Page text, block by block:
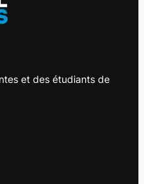
et des étudiants de